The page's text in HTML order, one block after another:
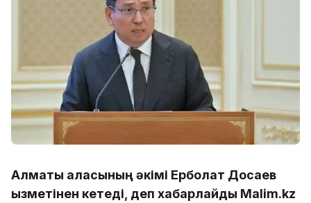
Алматы қаласының әкімі Ерболат Досаев
қызметінен кетеді, деп хабарлайды Malim.kz